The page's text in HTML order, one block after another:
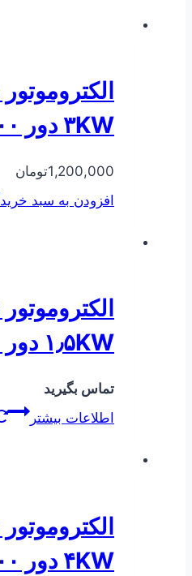
۳KW دور ۹۰۰
1,200,000تومان
افزودن به سبد خرید
۱٫۵KW دور ۱۵۰۰
تماس بگیرید
اطلاعات بیشتر
۴KW دور ۳۰۰۰